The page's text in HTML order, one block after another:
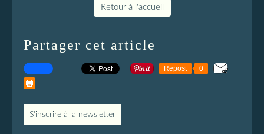
Retour à l'accueil
Partager cet article
Repost 0
S'inscrire à la newsletter